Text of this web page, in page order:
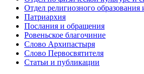
Отдел религиозного образования
Патриархия
Послания и обращения
Ровеньское благочиние
Слово Архипастыря
Слово Первосвятителя
Статьи и публикации